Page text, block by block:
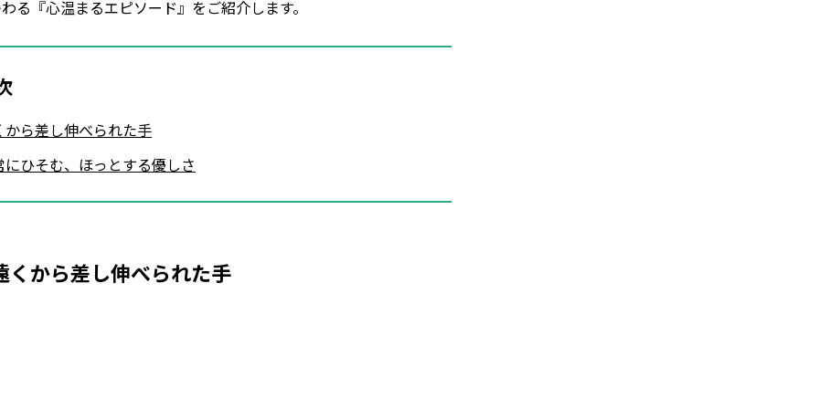
る『心温まるエピソード』をご紹介します。
から差し伸べられた手
にひそむ、ほっとする優しさ
くから差し伸べられた手